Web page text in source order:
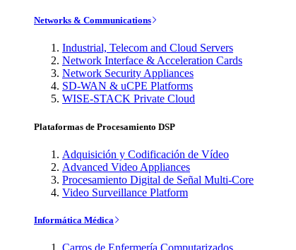
Networks & Communications
Industrial, Telecom and Cloud Servers
Network Interface & Acceleration Cards
Network Security Appliances
SD-WAN & uCPE Platforms
WISE-STACK Private Cloud
Plataformas de Procesamiento DSP
Adquisición y Codificación de Vídeo
Advanced Video Appliances
Procesamiento Digital de Señal Multi-Core
Video Surveillance Platform
Informática Médica
Carros de Enfermería Computarizados